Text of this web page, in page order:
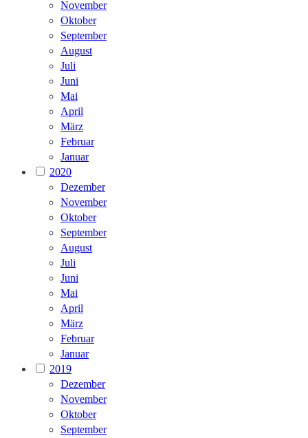
November
Oktober
September
August
Juli
Juni
Mai
April
März
Februar
Januar
2020
Dezember
November
Oktober
September
August
Juli
Juni
Mai
April
März
Februar
Januar
2019
Dezember
November
Oktober
September